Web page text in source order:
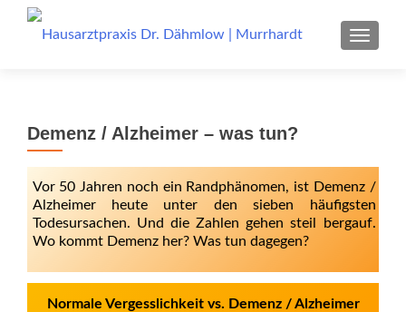
MENU
Demenz / Alzheimer – was tun?
Vor 50 Jahren noch ein Randphänomen, ist Demenz /
Alzheimer heute unter den sieben häufigsten
Todesursachen. Und die Zahlen gehen steil bergauf.
Wo kommt Demenz her? Was tun dagegen?
Normale Vergesslichkeit vs. Demenz / Alzheimer